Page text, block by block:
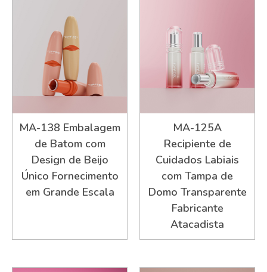
MA-138 Embalagem
de Batom com
Design de Beijo
Único Fornecimento
em Grande Escala
MA-125A
Recipiente de
Cuidados Labiais
com Tampa de
Domo Transparente
Fabricante
Atacadista